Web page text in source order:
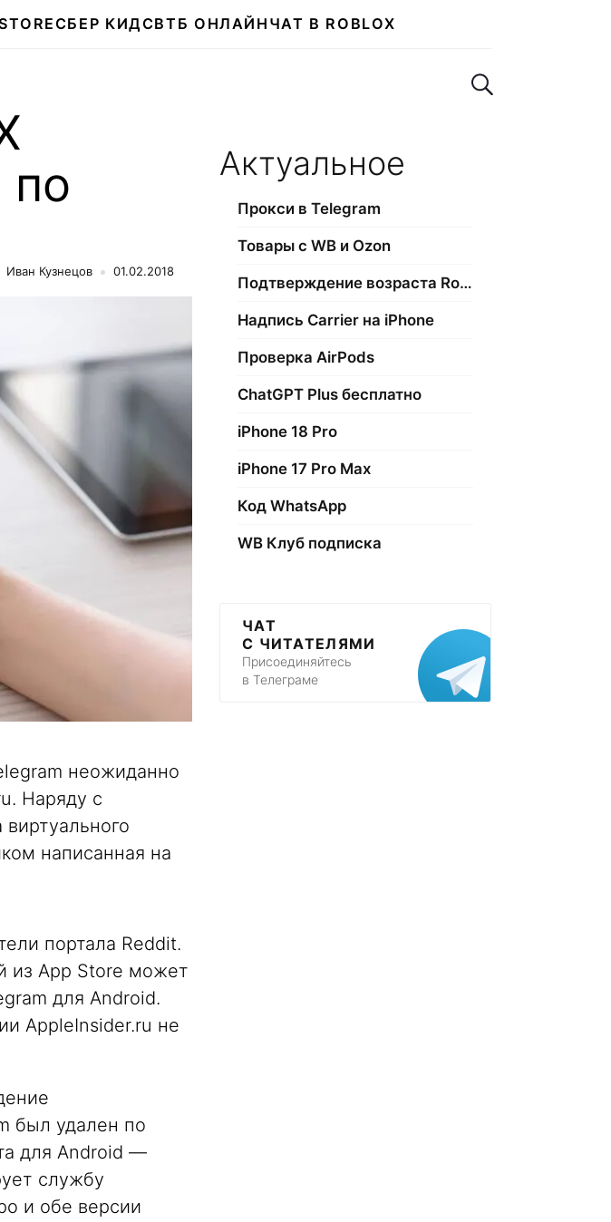
СБЕР КИДСВТБ ОНЛАЙН ЧАТ В ROBLOX
Поиск по сайту
по
Иван Кузнецов 01.02.2018
неожиданно
Наряду с
написанная на
портала Reddit.
из App Store может
для Android.
AppleInsider.ru не
был удален по
для Android —
службу
и обе версии
Актуальное
Прокси в Telegram
Товары с WB и Ozon
Подтверждение возраста Roblox
Надпись Carrier на iPhone
Проверка AirPods
ChatGPT Plus бесплатно
iPhone 18 Pro
iPhone 17 Pro Max
Код WhatsApp
WB Клуб подписка
ЧАТ
С ЧИТАТЕЛЯМИ
Присоединяйтесь
в Телеграме